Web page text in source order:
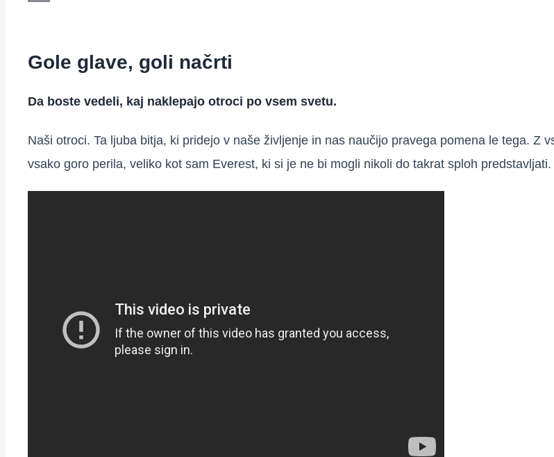
Gole glave, goli načrti
Da boste vedeli, kaj naklepajo otroci po vsem svetu.
Naši otroci. Ta ljuba bitja, ki pridejo v naše življenje in nas naučijo pravega pomena le tega. Z
vsako goro perila, veliko kot sam Everest, ki si je ne bi mogli nikoli do takrat sploh predstavljati.